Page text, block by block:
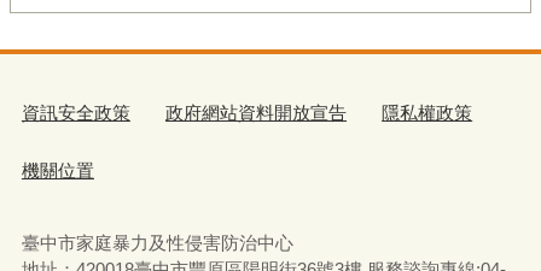
資訊安全政策 政府網站資料開放宣告 隱私權政策
機關位置
臺中市家庭暴力及性侵害防治中心